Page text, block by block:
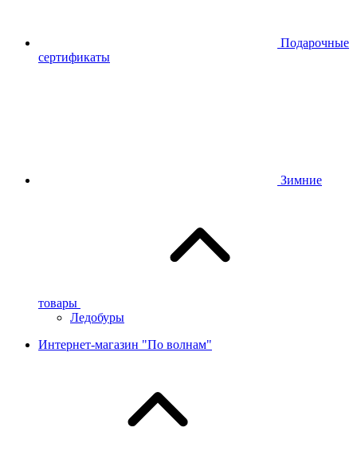
Подарочные
сертификаты
Зимние
товары
Ледобуры
Интернет-магазин "По волнам"